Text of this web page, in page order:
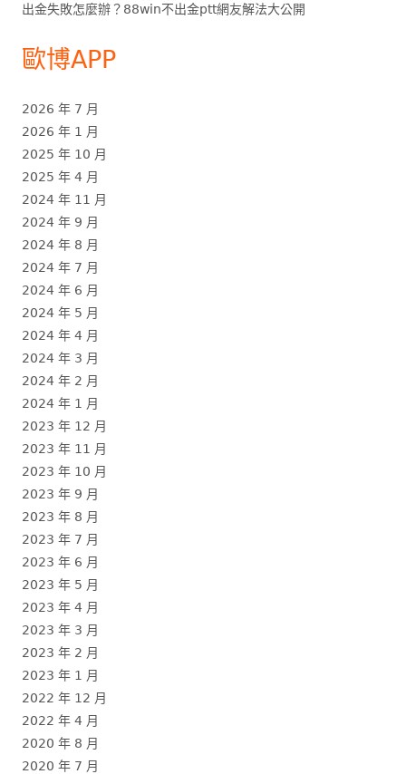
出金失敗怎麼辦？88win不出金ptt網友解法大公開
歐博APP
2026 年 7 月
2026 年 1 月
2025 年 10 月
2025 年 4 月
2024 年 11 月
2024 年 9 月
2024 年 8 月
2024 年 7 月
2024 年 6 月
2024 年 5 月
2024 年 4 月
2024 年 3 月
2024 年 2 月
2024 年 1 月
2023 年 12 月
2023 年 11 月
2023 年 10 月
2023 年 9 月
2023 年 8 月
2023 年 7 月
2023 年 6 月
2023 年 5 月
2023 年 4 月
2023 年 3 月
2023 年 2 月
2023 年 1 月
2022 年 12 月
2022 年 4 月
2020 年 8 月
2020 年 7 月